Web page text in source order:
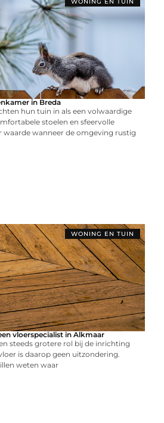
in Breda
hun tuin in als een volwaardige
stoelen en sfeervolle
waarde wanneer de omgeving rustig
WONING EN TUIN
vloerspecialist in Alkmaar
steeds grotere rol bij de inrichting
is daarop geen uitzondering.
weten waar